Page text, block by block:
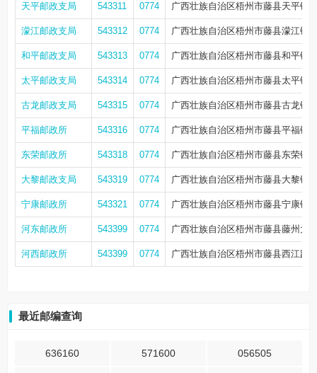
天平邮政支局 543311 0774 广西壮族自治区梧州市藤县天平镇
濛江邮政支局 543312 0774 广西壮族自治区梧州市藤县濛江镇
和平邮政支局 543313 0774 广西壮族自治区梧州市藤县和平镇
太平邮政支局 543314 0774 广西壮族自治区梧州市藤县太平镇
古龙邮政支局 543315 0774 广西壮族自治区梧州市藤县古龙镇
平福邮政所 543316 0774 广西壮族自治区梧州市藤县平福镇
东荣邮政所 543318 0774 广西壮族自治区梧州市藤县东荣镇
大黎邮政支局 543319 0774 广西壮族自治区梧州市藤县大黎镇
宁康邮政所 543321 0774 广西壮族自治区梧州市藤县宁康镇
河东邮政所 543399 0774 广西壮族自治区梧州市藤县藤州大
河西邮政所 543399 0774 广西壮族自治区梧州市藤县西江路
最近邮编查询
636160 571600 056505